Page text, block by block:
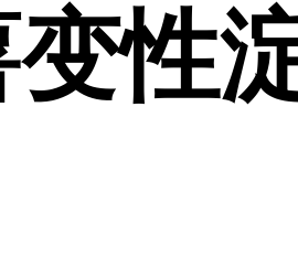
性